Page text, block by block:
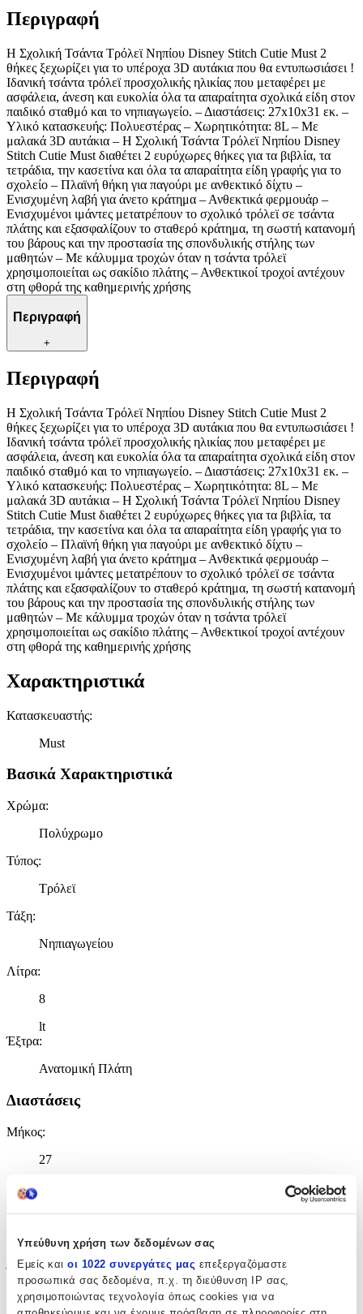
Υπεύθυνη χρήση των δεδομένων σας
Εμείς και οι 1022 συνεργάτες μας επεξεργαζόμαστε
προσωπικά σας δεδομένα, π.χ. τη διεύθυνση IP σας,
χρησιμοποιώντας τεχνολογία όπως cookies για να
Περιγραφή
Η Σχολική Τσάντα Τρόλεϊ Νηπίου Disney Stitch Cutie Must 2
θήκες ξεχωρίζει για το υπέροχα 3D αυτάκια που θα εντυπωσιάσει !
Ιδανική τσάντα τρόλεϊ προσχολικής ηλικίας που μεταφέρει με
ασφάλεια, άνεση και ευκολία όλα τα απαραίτητα σχολικά είδη στον
παιδικό σταθμό και το νηπιαγωγείο. – Διαστάσεις: 27x10x31 εκ. –
Υλικό κατασκευής: Πολυεστέρας – Χωρητικότητα: 8L – Με
μαλακά 3D αυτάκια – H Σχολική Τσάντα Τρόλεϊ Νηπίου Disney
Stitch Cutie Must διαθέτει 2 ευρύχωρες θήκες για τα βιβλία, τα
τετράδια, την κασετίνα και όλα τα απαραίτητα είδη γραφής για το
σχολείο – Πλαϊνή θήκη για παγούρι με ανθεκτικό δίχτυ –
Ενισχυμένη λαβή για άνετο κράτημα – Ανθεκτικά φερμουάρ –
Ενισχυμένοι ιμάντες μετατρέπουν το σχολικό τρόλεϊ σε τσάντα
πλάτης και εξασφαλίζουν το σταθερό κράτημα, τη σωστή κατανομή
του βάρους και την προστασία της σπονδυλικής στήλης των
μαθητών – Με κάλυμμα τροχών όταν η τσάντα τρόλεϊ
χρησιμοποιείται ως σακίδιο πλάτης – Ανθεκτικοί τροχοί αντέχουν
στη φθορά της καθημερινής χρήσης
Περιγραφή
+
Περιγραφή
Η Σχολική Τσάντα Τρόλεϊ Νηπίου Disney Stitch Cutie Must 2
θήκες ξεχωρίζει για το υπέροχα 3D αυτάκια που θα εντυπωσιάσει !
Ιδανική τσάντα τρόλεϊ προσχολικής ηλικίας που μεταφέρει με
ασφάλεια, άνεση και ευκολία όλα τα απαραίτητα σχολικά είδη στον
παιδικό σταθμό και το νηπιαγωγείο. – Διαστάσεις: 27x10x31 εκ. –
Υλικό κατασκευής: Πολυεστέρας – Χωρητικότητα: 8L – Με
μαλακά 3D αυτάκια – H Σχολική Τσάντα Τρόλεϊ Νηπίου Disney
Stitch Cutie Must διαθέτει 2 ευρύχωρες θήκες για τα βιβλία, τα
τετράδια, την κασετίνα και όλα τα απαραίτητα είδη γραφής για το
σχολείο – Πλαϊνή θήκη για παγούρι με ανθεκτικό δίχτυ –
Ενισχυμένη λαβή για άνετο κράτημα – Ανθεκτικά φερμουάρ –
Ενισχυμένοι ιμάντες μετατρέπουν το σχολικό τρόλεϊ σε τσάντα
πλάτης και εξασφαλίζουν το σταθερό κράτημα, τη σωστή κατανομή
του βάρους και την προστασία της σπονδυλικής στήλης των
μαθητών – Με κάλυμμα τροχών όταν η τσάντα τρόλεϊ
χρησιμοποιείται ως σακίδιο πλάτης – Ανθεκτικοί τροχοί αντέχουν
στη φθορά της καθημερινής χρήσης
Χαρακτηριστικά
Κατασκευαστής:
Must
Βασικά Χαρακτηριστικά
Χρώμα:
Πολύχρωμο
Τύπος:
Τρόλεϊ
Τάξη:
Νηπιαγωγείου
Λίτρα:
8
lt
Έξτρα:
Ανατομική Πλάτη
Διαστάσεις
Μήκος:
27
Πλάτος
Ύψος:
31